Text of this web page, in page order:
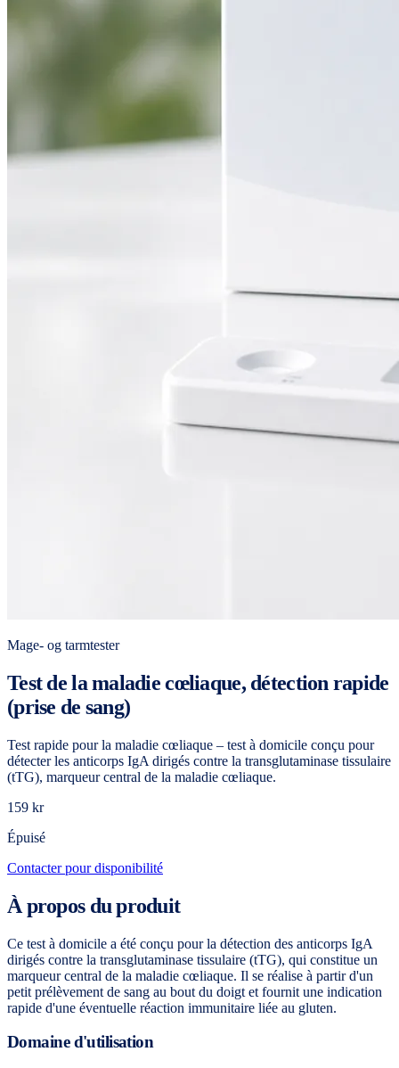
Mage- og tarmtester
Test de la maladie cœliaque, détection rapide
(prise de sang)
Test rapide pour la maladie cœliaque – test à domicile conçu pour
détecter les anticorps IgA dirigés contre la transglutaminase tissulaire
(tTG), marqueur central de la maladie cœliaque.
159 kr
Épuisé
Contacter pour disponibilité
À propos du produit
Ce test à domicile a été conçu pour la détection des anticorps IgA
dirigés contre la transglutaminase tissulaire (tTG), qui constitue un
marqueur central de la maladie cœliaque. Il se réalise à partir d'un
petit prélèvement de sang au bout du doigt et fournit une indication
rapide d'une éventuelle réaction immunitaire liée au gluten.
Domaine d'utilisation